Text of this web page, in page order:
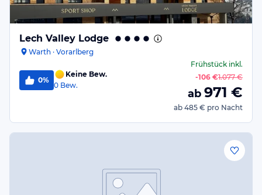
Lech Valley Lodge
Warth · Vorarlberg
0%
Keine Bew.
0 Bew.
Frühstückinkl.
-106 €1.077 €
ab 971 €
ab 485 € pro Nacht